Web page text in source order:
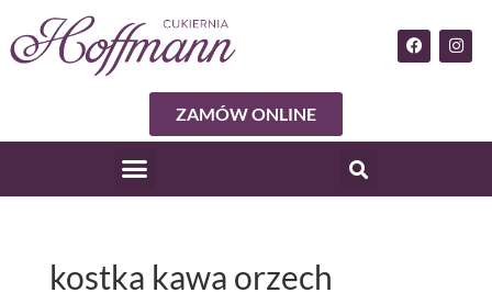
ZAMÓW ONLINE
kostka kawa orzech